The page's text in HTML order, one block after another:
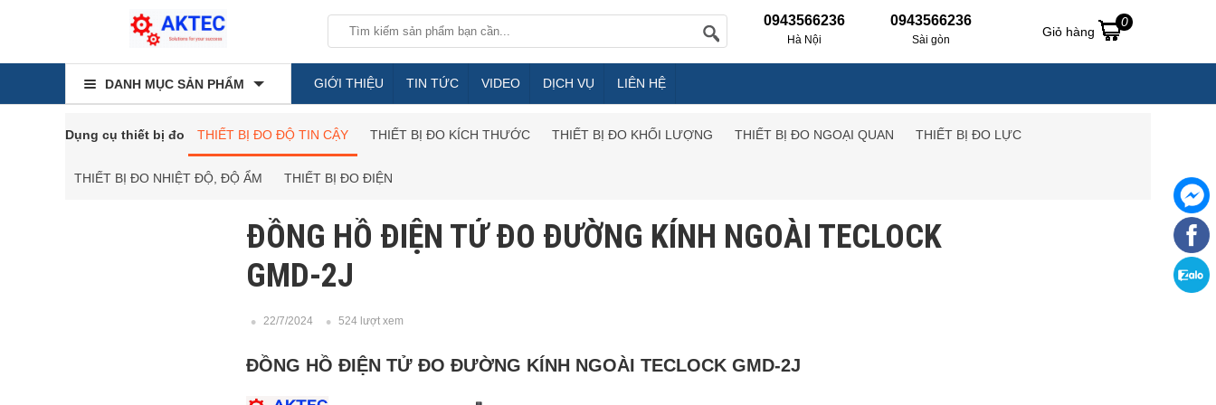
0943566236
Hà Nội
0943566236
Sài gòn
Giỏ hàng
0
DANH MỤC SẢN PHẨM GIỚI THIỆU TIN TỨC VIDEO DỊCH VỤ LIÊN HỆ
Dụng cụ thiết bị đo THIẾT BỊ ĐO ĐỘ TIN CẬY THIẾT BỊ ĐO KÍCH THƯỚC THIẾT BỊ ĐO KHỐI LƯỢNG THIẾT BỊ ĐO NGOẠI QUAN THIẾT BỊ ĐO LỰC
THIẾT BỊ ĐO NHIỆT ĐỘ, ĐỘ ẨM THIẾT BỊ ĐO ĐIỆN
ĐỒNG HỒ ĐIỆN TỬ ĐO ĐƯỜNG KÍNH NGOÀI TECLOCK
GMD-2J
22/7/2024 524 lượt xem
ĐỒNG HỒ ĐIỆN TỬ ĐO ĐƯỜNG KÍNH NGOÀI TECLOCK GMD-2J